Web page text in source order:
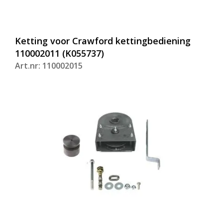
Ketting voor Crawford kettingbediening
110002011 (K055737)
Art.nr: 110002015